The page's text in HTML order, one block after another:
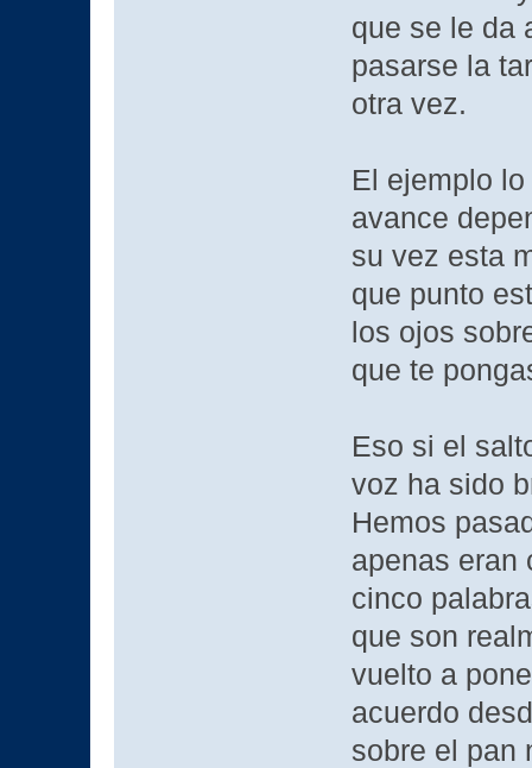
que se le da
pasarse la
otra vez.
El ejemplo
avance
su vez esta
que punto
los ojos
que te
Eso si el
voz ha sido
Hemos
apenas eran
cinco
que son
vuelto a
acuerdo
sobre el pan